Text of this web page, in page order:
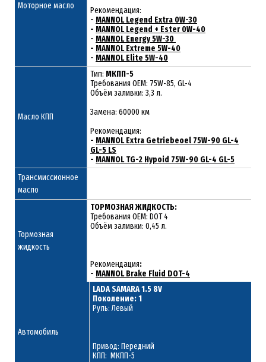
Моторное масло
Рекомендация:
- MANNOL Legend Extra 0W-30
- MANNOL Legend + Ester 0W-40
- MANNOL Energy 5W-30
- MANNOL Extreme 5W-40
- MANNOL Elite 5W-40
Масло КПП
Тип: МКПП-5
Требования OEM: 75W-85, GL-4
Объём заливки: 3,3 л.
Замена: 60000 км
Рекомендация:
- MANNOL Extra Getriebeoel 75W-90 GL-4
GL-5 LS
- MANNOL TG-2 Hypoid 75W-90 GL-4 GL-5
Трансмиссионное
масло
Тормозная
жидкость
ТОРМОЗНАЯ ЖИДКОСТЬ:
Требования OEM: DOT 4
Объём заливки: 0,45 л.
Рекомендация:
- MANNOL Brake Fluid DOT-4
Автомобиль
LADA SAMARA 1.5 8V
Поколение: 1
Руль: Левый
Привод: Передний
КПП: МКПП-5